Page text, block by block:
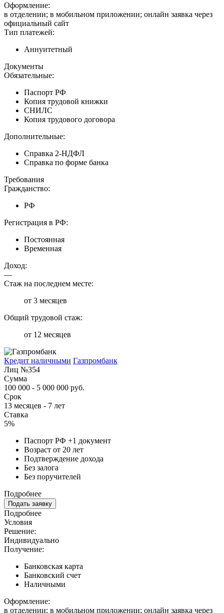
Оформление:
в отделении; в мобильном приложении; онлайн заявка через
официальный сайт
Тип платежей:
Аннуитетный
Документы
Обязательные:
Паспорт РФ
Копия трудовой книжки
СНИЛС
Копия трудового договора
Дополнительные:
Справка 2-НДФЛ
Справка по форме банка
Требования
Гражданство:
РФ
Регистрация в РФ:
Постоянная
Временная
Доход:
—
Стаж на последнем месте:
от 3 месяцев
Общий трудовой стаж:
от 12 месяцев
Кредит наличными Газпромбанк
Лиц №354
Сумма
100 000 - 5 000 000 руб.
Срок
13 месяцев - 7 лет
Ставка
5%
Паспорт РФ +1 документ
Возраст от 20 лет
Подтверждение дохода
Без залога
Без поручителей
Подробнее
Подать заявку
Подробнее
Условия
Решение:
Индивидуально
Получение:
Банковская карта
Банковский счет
Наличными
Оформление:
в отделении; в мобильном приложении; онлайн заявка через